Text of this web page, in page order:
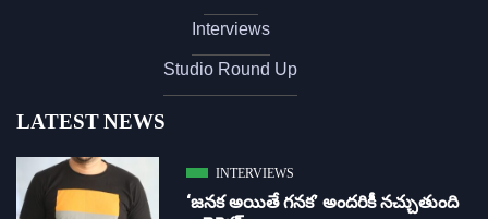
Interviews
Studio Round Up
LATEST NEWS
INTERVIEWS
‘జ‌న‌క అయితే గ‌న‌క‌’ అందరికీ నచ్చుతుంది